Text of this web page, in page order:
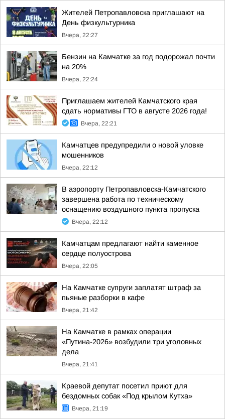
Жителей Петропавловска приглашают на
День физкультурника
Вчера, 22:27
Бензин на Камчатке за год подорожал почти
на 20%
Вчера, 22:24
Приглашаем жителей Камчатского края
сдать нормативы ГТО в августе 2026 года!
Вчера, 22:21
Камчатцев предупредили о новой уловке
мошенников
Вчера, 22:12
В аэропорту Петропавловска-Камчатского
завершена работа по техническому
оснащению воздушного пункта пропуска
Вчера, 22:12
Камчатцам предлагают найти каменное
сердце полуострова
Вчера, 22:05
На Камчатке супруги заплатят штраф за
пьяные разборки в кафе
Вчера, 21:42
На Камчатке в рамках операции
«Путина-2026» возбудили три уголовных
дела
Вчера, 21:41
Краевой депутат посетил приют для
бездомных собак «Под крылом Кутха»
Вчера, 21:19